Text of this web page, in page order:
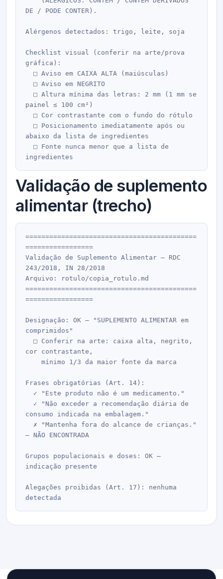
DE / PODE CONTER).
Alérgenos detectados: trigo, leite, soja
Checklist visual (conferir na arte/prova
gráfica):
painel ≤ 100 cm²)
abaixo da lista de ingredientes
Validação de suplemento
alimentar (trecho)
===========================================
=================
Validação de Suplemento Alimentar — RDC
243/2018, IN 28/2018
Arquivo: rotulo/copia_rotulo.md
===========================================
=================
Designação: OK — "SUPLEMENTO ALIMENTAR em
comprimidos"
cor contrastante,
Frases obrigatórias (Art. 14):
consumo indicada na embalagem."
— NÃO ENCONTRADA
Grupos populacionais e doses: OK —
indicação presente
Alegações proibidas (Art. 17): nenhuma